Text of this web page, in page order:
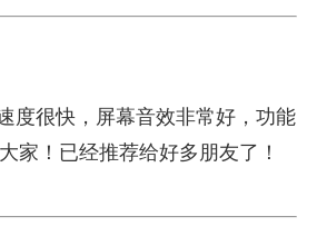
度很快，屏幕音效非常好，功能
家！已经推荐给好多朋友了！